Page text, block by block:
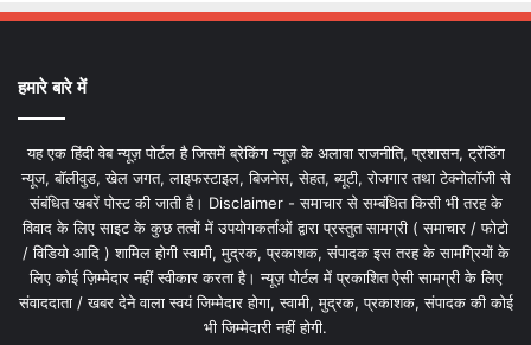
हमारे बारे में
यह एक हिंदी वेब न्यूज़ पोर्टल है जिसमें ब्रेकिंग न्यूज़ के अलावा राजनीति, प्रशासन, ट्रेंडिंग
न्यूज, बॉलीवुड, खेल जगत, लाइफस्टाइल, बिजनेस, सेहत, ब्यूटी, रोजगार तथा टेक्नोलॉजी से
संबंधित खबरें पोस्ट की जाती है। Disclaimer - समाचार से सम्बंधित किसी भी तरह के
विवाद के लिए साइट के कुछ तत्वों में उपयोगकर्ताओं द्वारा प्रस्तुत सामग्री ( समाचार / फोटो
/ विडियो आदि ) शामिल होगी स्वामी, मुद्रक, प्रकाशक, संपादक इस तरह के सामग्रियों के
लिए कोई ज़िम्मेदार नहीं स्वीकार करता है। न्यूज़ पोर्टल में प्रकाशित ऐसी सामग्री के लिए
संवाददाता / खबर देने वाला स्वयं जिम्मेदार होगा, स्वामी, मुद्रक, प्रकाशक, संपादक की कोई
भी जिम्मेदारी नहीं होगी.